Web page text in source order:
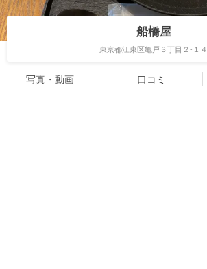
船橋屋
東京都江東区亀戸３丁目２-１４
写真・動画 口コミ